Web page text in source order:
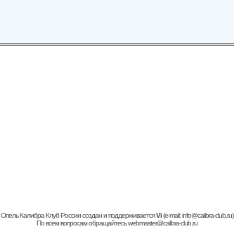
Опель Калибра Клуб России создан и поддерживаетсяVi(e-mail:info@calibra-club.ru)
По всем вопросам обращайтесьwebmaster@calibra-club.ru